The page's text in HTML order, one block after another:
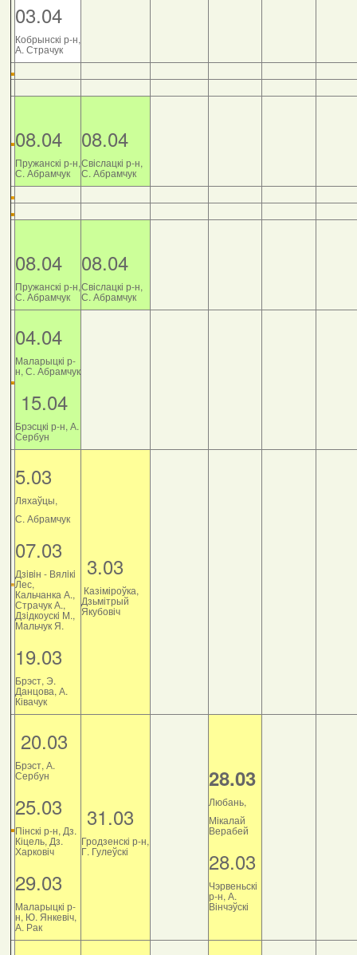
03.04
Кобрынскі р-н,
А. Страчук
08.04
Пружанскі р-н,
С. Абрамчук
08.04
Свіслацкі р-н,
С. Абрамчук
08.04
Пружанскі р-н,
С. Абрамчук
08.04
Свіслацкі р-н,
С. Абрамчук
04.04
Маларыцкі р-
н, С. Абрамчук
15.04
Брэсцкі р-н, А.
Сербун
5.03
Ляхаўцы,
С. Абрамчук
07.03
Дзiвiн - Вялiкi
Лес,
Кальчанка А.,
Страчук А.,
Дзiдкоускi М.,
Мальчук Я.
19.03
Брэст, Э.
Данцова, А.
Ківачук
3.03
Казіміроўка,
Дзьмітрый
Якубовіч
20.03
Брэст, А.
Сербун
25.03
Пінскі р-н, Дз.
Кіцель, Дз.
Харковіч
29.03
Маларыцкі р-
н, Ю. Янкевіч,
А. Рак
31.03
Гродзенскі р-н,
Г. Гулеўскі
28.03
Любань,
Мікалай
Верабей
28.03
Чэрвеньскі
р-н, А.
Вінчэўскі